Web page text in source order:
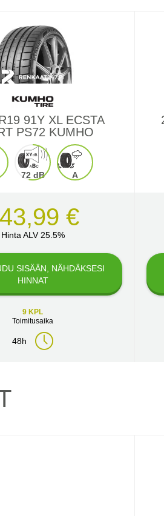
91Y XL ECSTA
PS72 KUMHO
72 dB A
€
Hinta ALV 25.5%
SISÄÄN, NÄHDÄKSESI
HINNAT
9 KPL
Toimitusaika
48h